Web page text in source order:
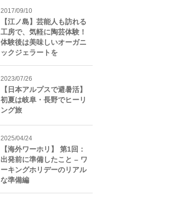
2017/09/10
【江ノ島】芸能人も訪れる
工房で、気軽に陶芸体験！
体験後は美味しいオーガニ
ックジェラートを
2023/07/26
【日本アルプスで避暑活】
初夏は岐阜・長野でヒーリ
ング旅
2025/04/24
【海外ワーホリ】 第1回：
出発前に準備したこと – ワ
ーキングホリデーのリアル
な準備編